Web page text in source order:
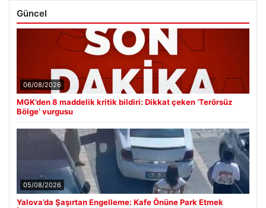
Güncel
06/08/2026
MGK’den 8 maddelik kritik bildiri: Dikkat çeken ‘Terörsüz
Bölge’ vurgusu
05/08/2026
Yalova’da Şaşırtan Engelleme: Kafe Önüne Park Etmek